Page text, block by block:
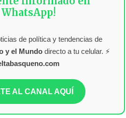
WhatsApp!
de política y tendencias de
y el Mundodirecto a tu celular. ⚡
AL CANAL AQUÍ